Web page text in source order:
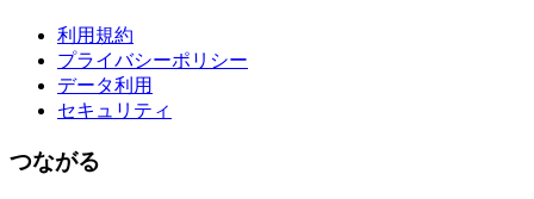
利用規約
プライバシーポリシー
データ利用
セキュリティ
つながる